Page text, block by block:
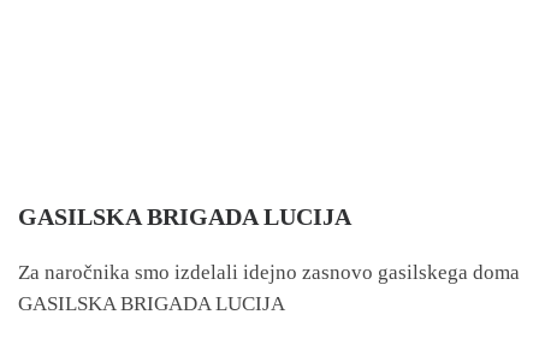
GASILSKA BRIGADA LUCIJA
Za naročnika smo izdelali idejno zasnovo gasilskega doma
GASILSKA BRIGADA LUCIJA